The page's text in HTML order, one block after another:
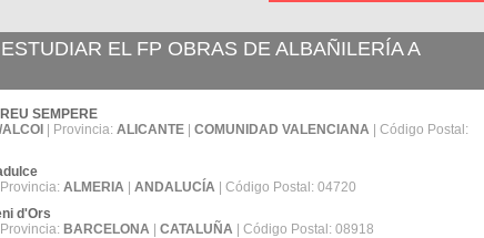
EL FP OBRAS DE ALBAÑILERÍA A
SEMPERE
| Provincia: ALICANTE COMUNIDAD VALENCIANA | Código Postal:
Provincia: ALMERIA ANDALUCÍA | Código Postal: 04720
d'Ors
Provincia: BARCELONA CATALUÑA | Código Postal: 08918